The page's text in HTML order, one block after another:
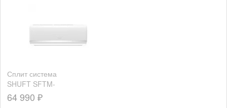
Сплит система
SHUFT SFTM-
24HN1_23Y
64 990 ₽